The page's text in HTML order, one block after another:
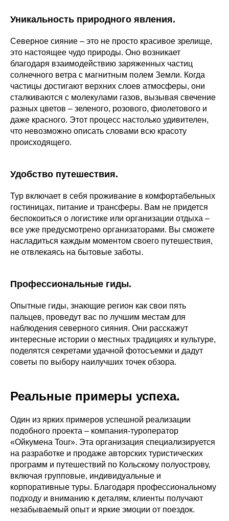
Уникальность природного явления.
Северное сияние – это не просто красивое зрелище,
это настоящее чудо природы. Оно возникает
благодаря взаимодействию заряженных частиц
солнечного ветра с магнитным полем Земли. Когда
частицы достигают верхних слоев атмосферы, они
сталкиваются с молекулами газов, вызывая свечение
разных цветов – зеленого, розового, фиолетового и
даже красного. Этот процесс настолько удивителен,
что невозможно описать словами всю красоту
происходящего.
Удобство путешествия.
Тур включает в себя проживание в комфортабельных
гостиницах, питание и трансферы. Вам не придется
беспокоиться о логистике или организации отдыха –
все уже предусмотрено организаторами. Вы сможете
насладиться каждым моментом своего путешествия,
не отвлекаясь на бытовые заботы.
Профессиональные гиды.
Опытные гиды, знающие регион как свои пять
пальцев, проведут вас по лучшим местам для
наблюдения северного сияния. Они расскажут
интересные истории о местных традициях и культуре,
поделятся секретами удачной фотосъемки и дадут
советы по выбору наилучших точек обзора.
Реальные примеры успеха.
Один из ярких примеров успешной реализации
подобного проекта – компания-туроператор
«Ойкумена Tour». Эта организация специализируется
на разработке и продаже авторских туристических
программ и путешествий по Кольскому полуострову,
включая групповые, индивидуальные и
корпоративные туры. Благодаря профессиональному
подходу и вниманию к деталям, клиенты получают
незабываемый опыт и яркие эмоции от поездок.